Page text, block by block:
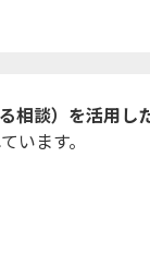
相談）を活用し
います。